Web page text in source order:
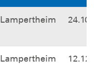
Lampertheim
Lampertheim